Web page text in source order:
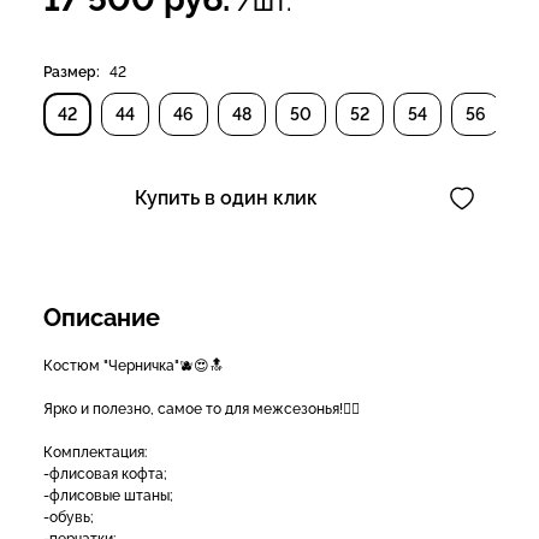
Размер: 42
42 44 46 48 50 52 54 56
Купить в один клик
Описание
Костюм "Черничка"🫐😍🔝
Ярко и полезно, самое то для межсезонья!👍🏻
Комплектация:
-флисовая кофта;
-флисовые штаны;
-обувь;